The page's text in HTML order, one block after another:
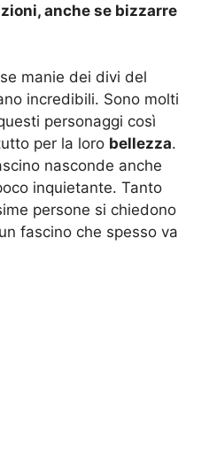
anche se bizzarre
manie dei divi del
incredibili. Sono molti
personaggi così
per la loro bellezza.
nasconde anche
inquietante. Tanto
persone si chiedono
fascino che spesso va